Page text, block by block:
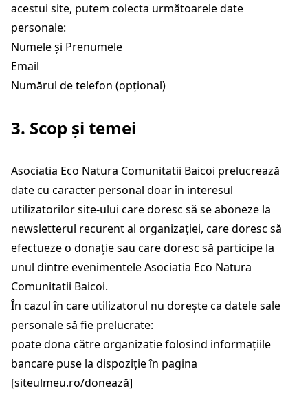
acestui site, putem colecta următoarele date
personale:
Numele și Prenumele
Email
Numărul de telefon (opțional)
3. Scop și temei
Asociatia Eco Natura Comunitatii Baicoi prelucrează
date cu caracter personal doar în interesul
utilizatorilor site-ului care doresc să se aboneze la
newsletterul recurent al organizației, care doresc să
efectueze o donație sau care doresc să participe la
unul dintre evenimentele Asociatia Eco Natura
Comunitatii Baicoi.
În cazul în care utilizatorul nu dorește ca datele sale
personale să fie prelucrate:
poate dona către organizatie folosind informațiile
bancare puse la dispoziție în pagina
[siteulmeu.ro/donează]